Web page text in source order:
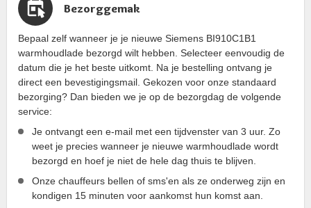
Bezorggemak
Bepaal zelf wanneer je je nieuwe Siemens BI910C1B1
warmhoudlade bezorgd wilt hebben. Selecteer eenvoudig de
datum die je het beste uitkomt. Na je bestelling ontvang je
direct een bevestigingsmail. Gekozen voor onze standaard
bezorging? Dan bieden we je op de bezorgdag de volgende
service:
Je ontvangt een e-mail met een tijdvenster van 3 uur. Zo
weet je precies wanneer je nieuwe warmhoudlade wordt
bezorgd en hoef je niet de hele dag thuis te blijven.
Onze chauffeurs bellen of sms'en als ze onderweg zijn en
kondigen 15 minuten voor aankomst hun komst aan.